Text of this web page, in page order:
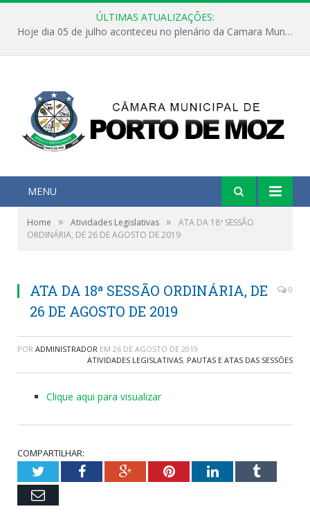
ÚLTIMAS ATUALIZAÇÕES:
Hoje dia 05 de julho aconteceu no plenário da Camara Municipal de Porto de Moz a Sessão Solene de Abertura dos Trabalhos Legislativos 2º Período da 23ª Legislatura
MENU
Home » Atividades Legislativas »
ATA DA 18ª SESSÃO
ORDINÁRIA, DE 26 DE AGOSTO DE 2019
ATA DA 18ª SESSÃO ORDINÁRIA, DE
26 DE AGOSTO DE 2019
0
POR ADMINISTRADOR EM 26 DE AGOSTO DE 2019
ATIVIDADES LEGISLATIVAS, PAUTAS E ATAS DAS SESSÕES
Clique aqui para visualizar
COMPARTILHAR:
TwitterFacebookGoogle+PinterestLinkedInTumblr
Email